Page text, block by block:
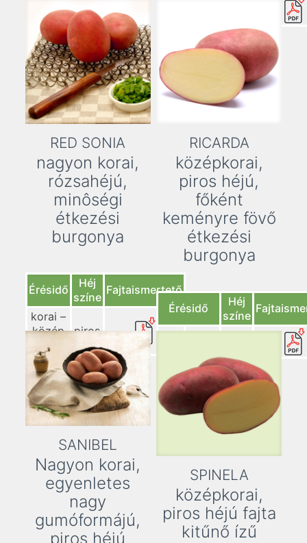
RED SONIA
nagyon korai,
rózsahéjú,
minôségi
étkezési
burgonya
Érésidő
Héj
színe
Fajtaismertető
korai –
közép
korai
piros
RICARDA
középkorai,
piros héjú,
főként
keményre fövő
étkezési
burgonya
Érésidő
Héj
színe
SANIBEL
Nagyon korai,
egyenletes
nagy
gumóformájú,
piros héjú
SPINELA
középkorai,
piros héjú fajta
kitűnő ízű